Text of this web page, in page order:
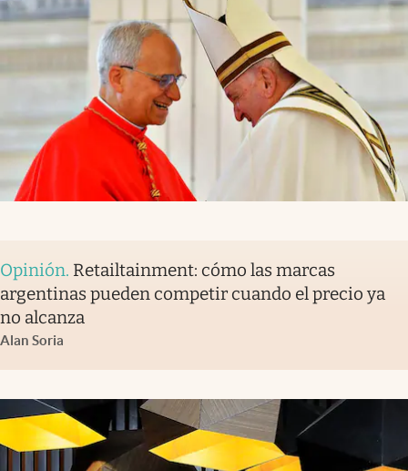
Opinión. Retailtainment: cómo las marcas
argentinas pueden competir cuando el precio ya
no alcanza
Alan Soria